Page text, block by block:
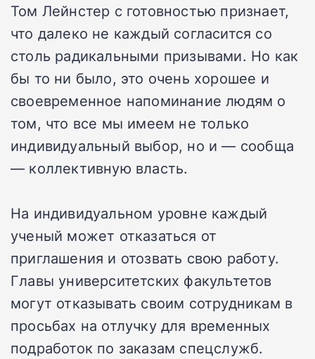
Том Лейнстер с готовностью признает,
что далеко не каждый согласится со
столь радикальными призывами. Но как
бы то ни было, это очень хорошее и
своевременное напоминание людям о
том, что все мы имеем не только
индивидуальный выбор, но и — сообща
— коллективную власть.
На индивидуальном уровне каждый
ученый может отказаться от
приглашения и отозвать свою работу.
Главы университетских факультетов
могут отказывать своим сотрудникам в
просьбах на отлучку для временных
подработок по заказам спецслужб.